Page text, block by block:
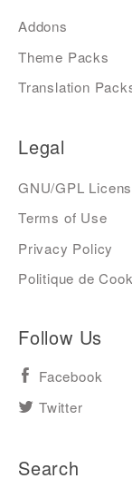
Addons
Theme Packs
Translation
Legal
GNU/GPL
Terms of Use
Privacy Policy
Politique de
Follow Us
Facebook
Twitter
Search